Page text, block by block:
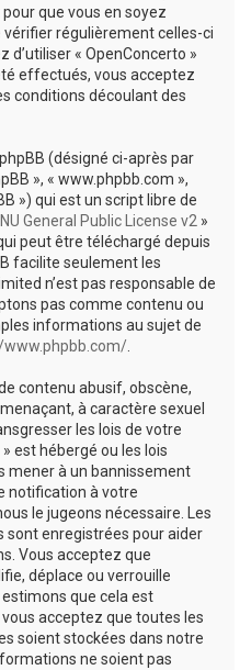
que vous en soyez
vérifier régulièrement celles-ci
d’utiliser « OpenConcerto »
effectués, vous acceptez
conditions découlant des
(désigné ci-après par
», « www.phpbb.com »,
») qui est un script libre de
General Public License v2 »
peut être téléchargé depuis
facilite seulement les
n’est pas responsable de
pas comme contenu ou
informations au sujet de
www.phpbb.com/.
contenu abusif, obscène,
à caractère sexuel
les lois de votre
est hébergé ou les lois
mener à un bannissement
notification à votre
le jugeons nécessaire. Les
sont enregistrées pour aider
Vous acceptez que
déplace ou verrouille
que cela est
acceptez que toutes les
soient stockées dans notre
ne soient pas